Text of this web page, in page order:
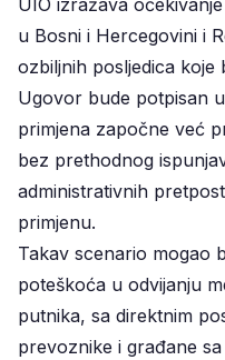
UIO izražava
u Bosni i Hercegovini i
ozbiljnih posljedica
Ugovor bude potpisan
primjena započne već
bez prethodnog
administrativnih
primjenu.
Takav scenario mogao
poteškoća u odvijanju
putnika, sa direktnim
prevoznike i građane